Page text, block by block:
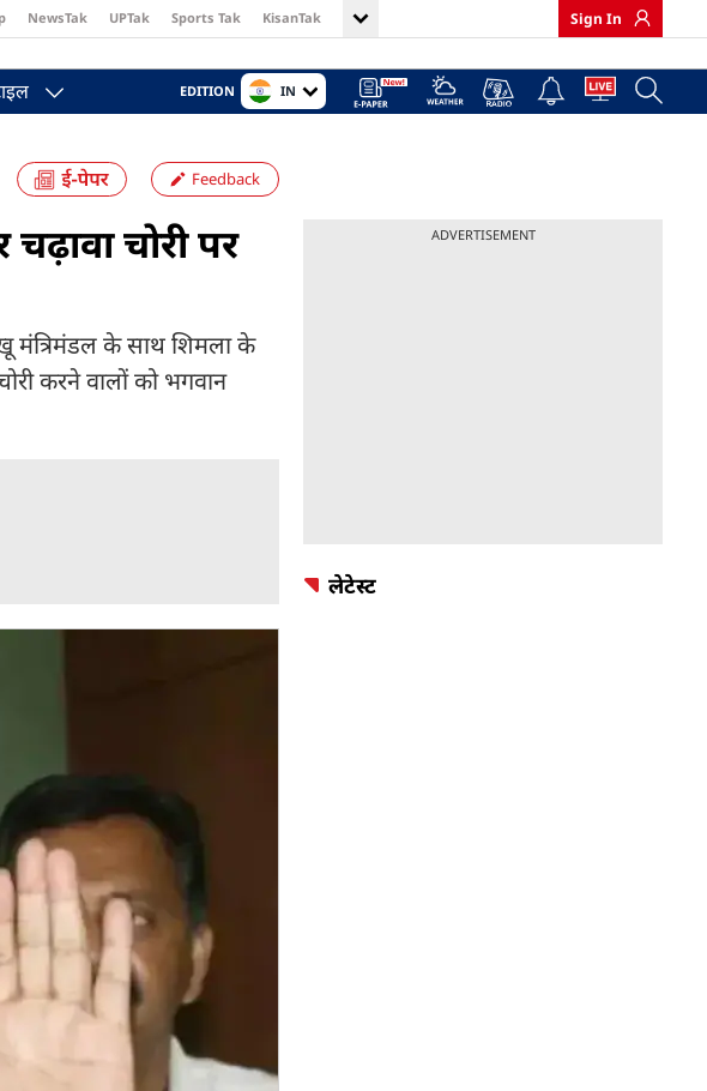
NewsTak UPTak Sports Tak KisanTak Sign In
EDITION IN
Feedback
चोरी पर
मंत्रिमंडल के साथ शिमला के
करने वालों को भगवान
ADVERTISEMENT
लेटेस्ट